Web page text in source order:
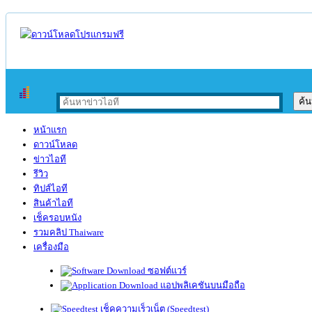
หน้าแรก
ดาวน์โหลด
ข่าวไอที
รีวิว
ทิปส์ไอที
สินค้าไอที
เช็ครอบหนัง
รวมคลิป Thaiware
เครื่องมือ
ซอฟต์แวร์
แอปพลิเคชันบนมือถือ
เช็คความเร็วเน็ต (Speedtest)